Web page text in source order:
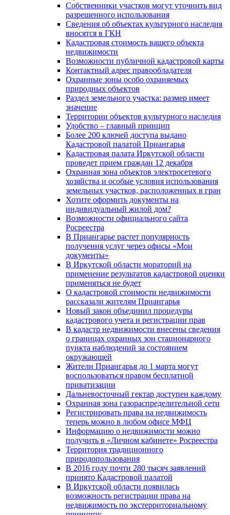
Собственники участков могут уточнить вид
разрешенного использования
Сведения об объектах культурного наследия
вносятся в ГКН
Кадастровая стоимость вашего объекта
недвижимости
Возможности публичной кадастровой карты
Контактный адрес правообладателя
Охранные зоны особо охраняемых
природных объектов
Раздел земельного участка: размер имеет
значение
Территории объектов культурного наследия
Удобство – главный принцип
Более 200 ключей доступа выдано
Кадастровой палатой Приангарья
Кадастровая палата Иркутской области
проведет прием граждан 12 декабря
Охранная зона объектов электросетевого
хозяйства и особые условия использования
земельных участков, расположенных в гран
Хотите оформить документы на
индивидуальный жилой дом?
Возможности официального сайта
Росреестра
В Приангарье растет популярность
получения услуг через офисы «Мои
документы»
В Иркутской области мораторий на
применение результатов кадастровой оценки
применяться не будет
О кадастровой стоимости недвижимости
рассказали жителям Приангарья
Новый закон объединил процедуры
кадастрового учета и регистрации прав
В кадастр недвижимости внесены сведения
о границах охранных зон стационарного
пункта наблюдений за состоянием
окружающей
Жители Приангарья до 1 марта могут
воспользоваться правом бесплатной
приватизации
Дальневосточный гектар доступен каждому
Охранная зона газораспределительной сети
Регистрировать права на недвижимость
теперь можно в любом офисе МФЦ
Информацию о недвижимости можно
получить в «Личном кабинете» Росреестра
Территория традиционного
природопользования
В 2016 году почти 280 тысяч заявлений
принято Кадастровой палатой
В Иркутской области появилась
возможность регистрации права на
недвижимость по экстерриториальному